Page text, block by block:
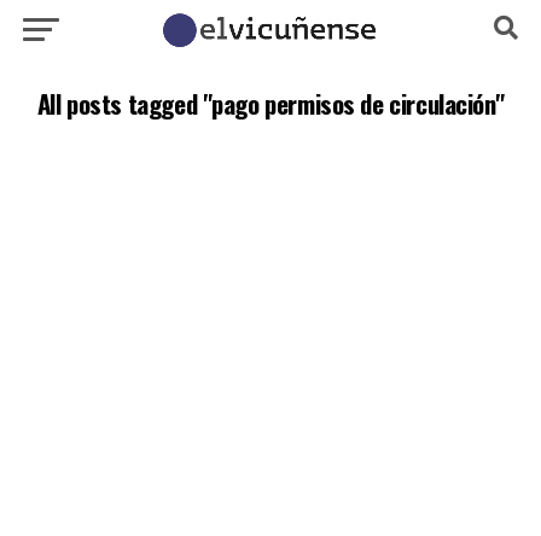
All posts tagged "pago permisos de circulación"